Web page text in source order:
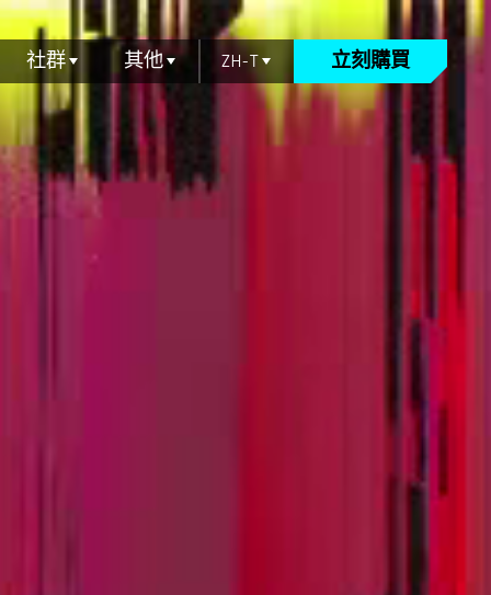
社群 其他 ZH-T 立刻購買